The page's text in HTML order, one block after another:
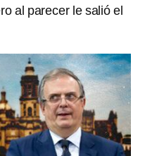
al parecer le salió el